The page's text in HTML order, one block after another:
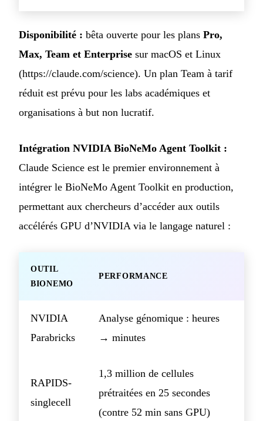
Disponibilité : bêta ouverte pour les plans Pro,
Max, Team et Enterprise sur macOS et Linux
(https://claude.com/science). Un plan Team à tarif
réduit est prévu pour les labs académiques et
organisations à but non lucratif.
Intégration NVIDIA BioNeMo Agent Toolkit :
Claude Science est le premier environnement à
intégrer le BioNeMo Agent Toolkit en production,
permettant aux chercheurs d’accéder aux outils
accélérés GPU d’NVIDIA via le langage naturel :
OUTIL
BIONEMO
PERFORMANCE
NVIDIA
Parabricks
Analyse génomique : heures
→ minutes
RAPIDS-
singlecell
1,3 million de cellules
prétraitées en 25 secondes
(contre 52 min sans GPU)